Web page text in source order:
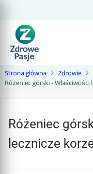
treści
Strona główna Zdrowie
Różeniec górski -
Różeniec
lecznicze